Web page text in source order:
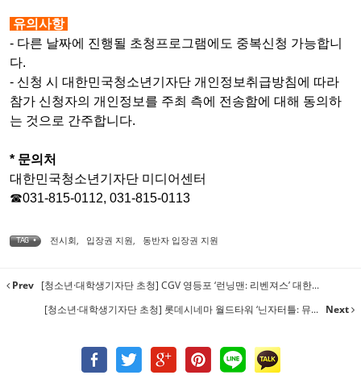
유의사항
- 다른 날짜에 진행될 초청프로그램에도 중복신청 가능합니
다.
- 신청 시 대한민국청소년기자단 개인정보취급방침에 따라
참가 신청자의 개인정보를 주최 측에 전송함에 대해 동의하
는 것으로 간주합니다.
* 문의처
대한민국청소년기자단 미디어센터
☎031-815-0112, 031-815-0113
TAG • 전시회, 입장권 지원, 동반자 입장권 지원
Prev [청소년·대학생기자단 초청] CGV 영등포 ‘런닝맨: 리벤져스’ 대한...
[청소년·대학생기자단 초청] 롯데시네마 월드타워 ‘닌자터틀: 뮤... Next